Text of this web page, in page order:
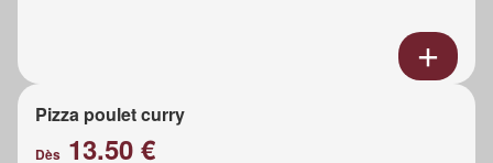
Pizza poulet curry
Dès 13.50 €